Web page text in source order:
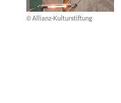
© Allianz-Kulturstiftung